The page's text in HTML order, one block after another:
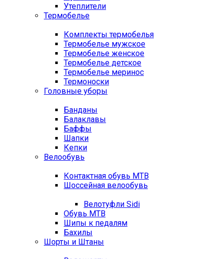
Утеплители
Термобелье
Комплекты термобелья
Термобелье мужское
Термобелье женское
Термобелье детское
Термобелье меринос
Термоноски
Головные уборы
Банданы
Балаклавы
Баффы
Шапки
Кепки
Велообувь
Контактная обувь MTB
Шоссейная велообувь
Велотуфли Sidi
Обувь MTB
Шипы к педалям
Бахилы
Шорты и Штаны